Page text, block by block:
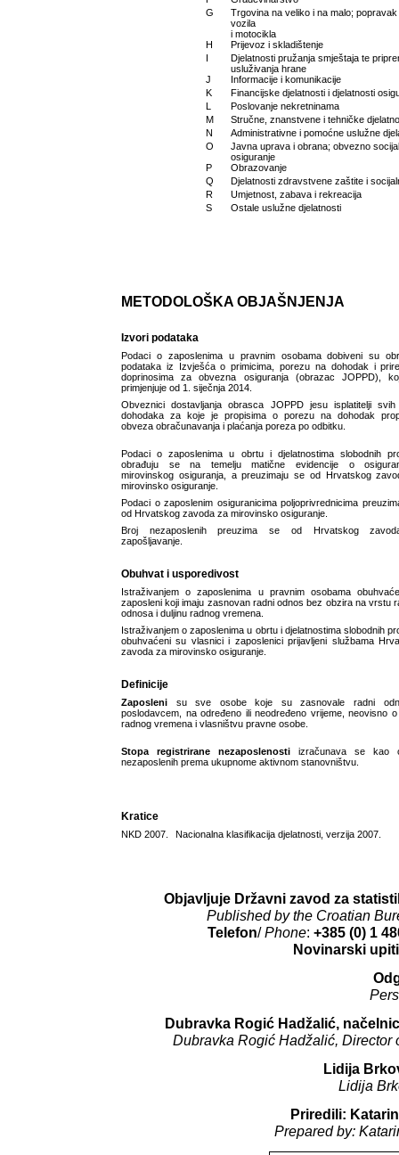
G
Trgovina na veliko i na malo; popravak
vozila
i motocikla
H
Prijevoz i skladištenje
Djelatnosti pružanja smještaja te
usluživanja hrane
J
Informacije i komunikacije
K
Financijske djelatnosti i djelatnosti
L
Poslovanje nekretninama
M
Stručne, znanstvene i tehničke
N
Administrativne i pomoćne uslužne
O
Javna uprava i obrana; obvezno
osiguranje
P
Obrazovanje
Q
Djelatnosti zdravstvene zaštite i
R
Umjetnost, zabava i rekreacija
S
Ostale uslužne djelatnosti
METODOLOŠKA OBJAŠNJENJA
Izvori podataka
Podaci o zaposlenima u pravnim osobama dobiveni su
podataka iz Izvješća o primicima, porezu na dohodak i
doprinosima za obvezna osiguranja (obrazac JOPPD),
primjenjuje od 1. siječnja 2014.
Obveznici dostavljanja obrasca JOPPD jesu isplatitelji
dohodaka za koje je propisima o porezu na dohodak
obveza obračunavanja i plaćanja poreza po odbitku.
Podaci o zaposlenima u obrtu i djelatnostima slobodnih
obrađuju se na temelju matične evidencije o
mirovinskog osiguranja, a preuzimaju se od Hrvatskog
mirovinsko osiguranje.
Podaci o zaposlenim osiguranicima poljoprivrednicima
od Hrvatskog zavoda za mirovinsko osiguranje.
Broj nezaposlenih preuzima se od Hrvatskog
zapošljavanje.
Obuhvat i usporedivost
Istraživanjem o zaposlenima u pravnim osobama
zaposleni koji imaju zasnovan radni odnos bez obzira na vrstu
odnosa i duljinu radnog vremena.
Istraživanjem o zaposlenima u obrtu i djelatnostima slobodnih
obuhvaćeni su vlasnici i zaposlenici prijavljeni službama
zavoda za mirovinsko osiguranje.
Definicije
Zaposleni su sve osobe koje su zasnovale radni
poslodavcem, na određeno ili neodređeno vrijeme, neovisno o
radnog vremena i vlasništvu pravne osobe.
Stopa registrirane nezaposlenosti izračunava se kao
nezaposlenih prema ukupnome aktivnom stanovništvu.
Kratice
NKD 2007. Nacionalna klasifikacija djelatnosti, verzija 2007.
Objavljuje Državni zavod za
Published by the Croatian
Telefon/Phone: +385 (0) 1
Novinarski upiti
Dubravka Rogić Hadžalić,
Dubravka Rogić Hadžalić, Director
Lidija
Lidija
Priredili:
Prepared by: